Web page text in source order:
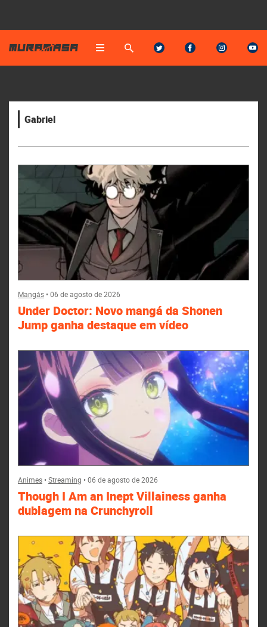
Gabriel
Mangás•06 de agosto de 2026
Under Doctor: Novo mangá da Shonen
Jump ganha destaque em vídeo
Animes•Streaming •06 de agosto de 2026
Though I Am an Inept Villainess ganha
dublagem na Crunchyroll